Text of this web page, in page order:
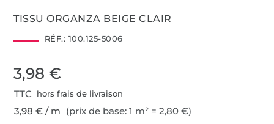
TISSU ORGANZA BEIGE CLAIR
RÉF.: 100.125-5006
3,98 €
TTC hors frais de livraison
3,98 € / m (prix de base: 1 m² = 2,80 €)